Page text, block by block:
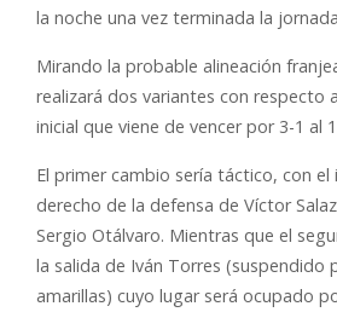
la noche una vez terminada la
Mirando la probable alineación
realizará dos variantes con respecto
inicial que viene de vencer por 3-1 al
El primer cambio sería táctico, con el
derecho de la defensa de Víctor
Sergio Otálvaro. Mientras que el
la salida de Iván Torres (suspendido
amarillas) cuyo lugar será ocupado